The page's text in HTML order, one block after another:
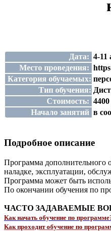
Дата: 4-11
Место проведения:
Категория обучаемых:
Тип обучения:
Стоимость:
Начало занятий в
Подробное описание
Программа дополнительного
наладке, эксплуатации,
Программа может быть
По окончании обучения по
ЧАСТО ЗАДАВАЕМЫЕ
Как начать обучение по
Как проходит обучение по